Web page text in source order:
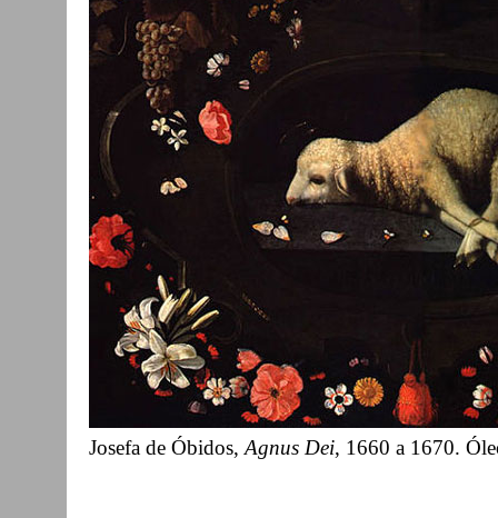
Josefa de Óbidos, Agnus Dei, 1660 a 1670.